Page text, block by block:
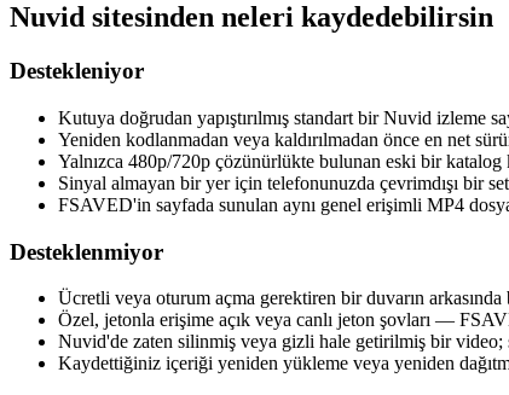
Nuvid sitesinden neleri kaydedebilirsin
Destekleniyor
Kutuya doğrudan yapıştırılmış standart bir Nuvid izleme
Yeniden kodlanmadan veya kaldırılmadan önce en net
Yalnızca 480p/720p çözünürlükte bulunan eski bir katalog
Sinyal almayan bir yer için telefonunuzda çevrimdışı bir
FSAVED'in sayfada sunulan aynı genel erişimli MP4
Desteklenmiyor
Ücretli veya oturum açma gerektiren bir duvarın
Özel, jetonla erişime açık veya canlı jeton şovları —
Nuvid'de zaten silinmiş veya gizli hale getirilmiş bir video;
Kaydettiğiniz içeriği yeniden yükleme veya yeniden